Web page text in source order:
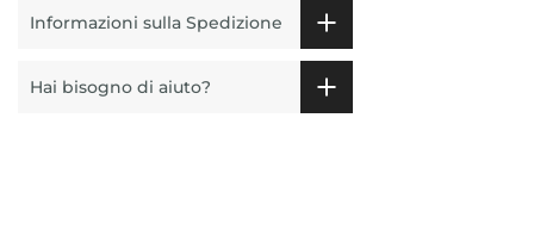
Informazioni sulla Spedizione
Hai bisogno di aiuto?